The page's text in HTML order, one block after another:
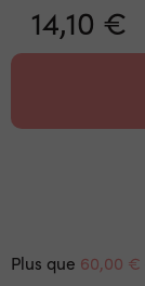
14,10 €
Plus que 60,00 €